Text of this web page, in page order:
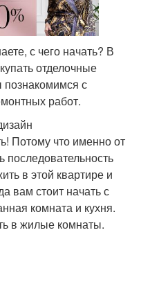
с чего начать? В
отделочные
с
работ.
Потому что именно от
последовательность
в этой квартире и
вам стоит начать с
комната и кухня.
в жилые комнаты.